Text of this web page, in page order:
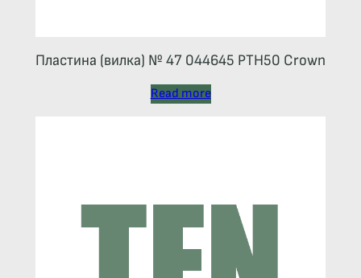
Пластина (вилка) № 47 044645 РТН50 Crown
Read more